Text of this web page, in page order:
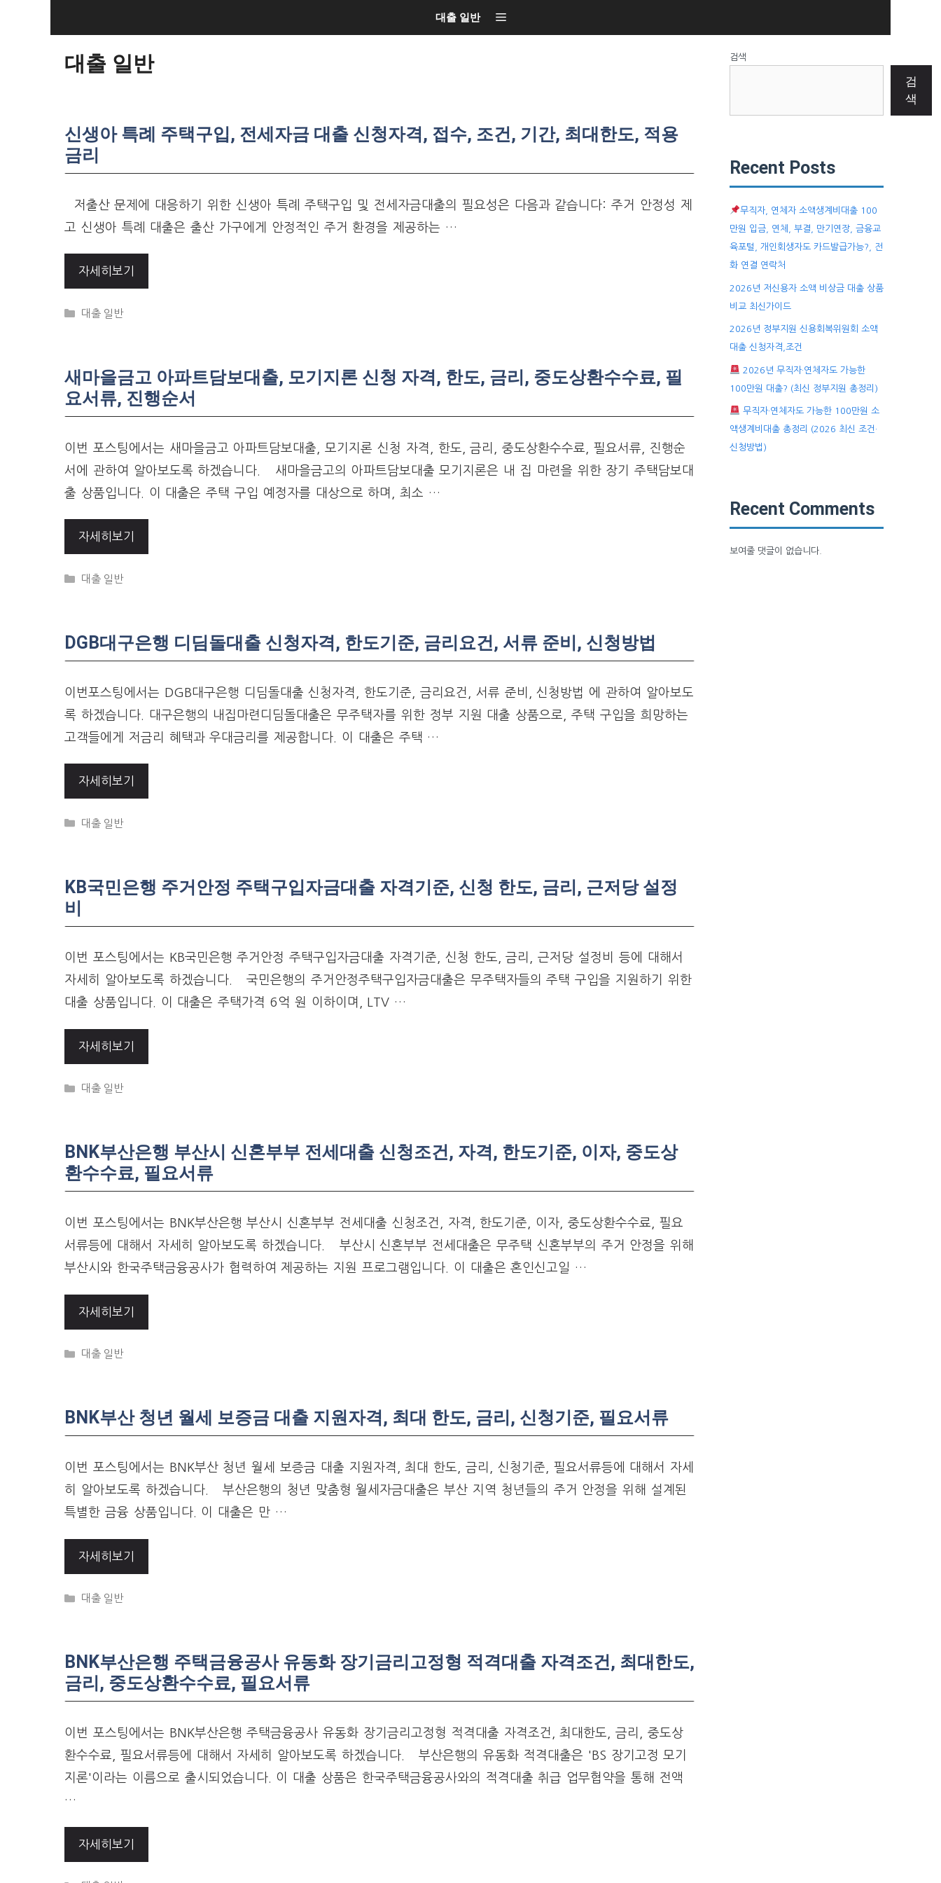
대출 일반
대출 일반
신생아 특례 주택구입, 전세자금 대출 신청자격, 접수, 조건, 기간, 최대한도, 적용
금리
저출산 문제에 대응하기 위한 신생아 특례 주택구입 및 전세자금대출의 필요성은 다음과 같습니다: 주거 안정성 제
고 신생아 특례 대출은 출산 가구에게 안정적인 주거 환경을 제공하는 …
자세히보기
Categories
대출 일반
새마을금고 아파트담보대출, 모기지론 신청 자격, 한도, 금리, 중도상환수수료, 필
요서류, 진행순서
이번 포스팅에서는 새마을금고 아파트담보대출, 모기지론 신청 자격, 한도, 금리, 중도상환수수료, 필요서류, 진행순
서에 관하여 알아보도록 하겠습니다. 새마을금고의 아파트담보대출 모기지론은 내 집 마련을 위한 장기 주택담보대
출 상품입니다. 이 대출은 주택 구입 예정자를 대상으로 하며, 최소 …
자세히보기
Categories
대출 일반
DGB대구은행 디딤돌대출 신청자격, 한도기준, 금리요건, 서류 준비, 신청방법
이번포스팅에서는 DGB대구은행 디딤돌대출 신청자격, 한도기준, 금리요건, 서류 준비, 신청방법 에 관하여 알아보도
록 하겠습니다. 대구은행의 내집마련디딤돌대출은 무주택자를 위한 정부 지원 대출 상품으로, 주택 구입을 희망하는
고객들에게 저금리 혜택과 우대금리를 제공합니다. 이 대출은 주택 …
자세히보기
Categories
대출 일반
KB국민은행 주거안정 주택구입자금대출 자격기준, 신청 한도, 금리, 근저당 설정
비
이번 포스팅에서는 KB국민은행 주거안정 주택구입자금대출 자격기준, 신청 한도, 금리, 근저당 설정비 등에 대해서
자세히 알아보도록 하겠습니다. 국민은행의 주거안정주택구입자금대출은 무주택자들의 주택 구입을 지원하기 위한
대출 상품입니다. 이 대출은 주택가격 6억 원 이하이며, LTV …
자세히보기
Categories
대출 일반
BNK부산은행 부산시 신혼부부 전세대출 신청조건, 자격, 한도기준, 이자, 중도상
환수수료, 필요서류
이번 포스팅에서는 BNK부산은행 부산시 신혼부부 전세대출 신청조건, 자격, 한도기준, 이자, 중도상환수수료, 필요
서류등에 대해서 자세히 알아보도록 하겠습니다. 부산시 신혼부부 전세대출은 무주택 신혼부부의 주거 안정을 위해
부산시와 한국주택금융공사가 협력하여 제공하는 지원 프로그램입니다. 이 대출은 혼인신고일 …
자세히보기
Categories
대출 일반
BNK부산 청년 월세 보증금 대출 지원자격, 최대 한도, 금리, 신청기준, 필요서류
이번 포스팅에서는 BNK부산 청년 월세 보증금 대출 지원자격, 최대 한도, 금리, 신청기준, 필요서류등에 대해서 자세
히 알아보도록 하겠습니다. 부산은행의 청년 맞춤형 월세자금대출은 부산 지역 청년들의 주거 안정을 위해 설계된
특별한 금융 상품입니다. 이 대출은 만 …
자세히보기
Categories
대출 일반
BNK부산은행 주택금융공사 유동화 장기금리고정형 적격대출 자격조건, 최대한도,
금리, 중도상환수수료, 필요서류
이번 포스팅에서는 BNK부산은행 주택금융공사 유동화 장기금리고정형 적격대출 자격조건, 최대한도, 금리, 중도상
환수수료, 필요서류등에 대해서 자세히 알아보도록 하겠습니다. 부산은행의 유동화 적격대출은 'BS 장기고정 모기
지론'이라는 이름으로 출시되었습니다. 이 대출 상품은 한국주택금융공사와의 적격대출 취급 업무협약을 통해 전액
…
자세히보기
검색
검
색
Recent Posts
무직자, 연체자 소액생계비대출 100
만원 입금, 연체, 부결, 만기연장, 금융교
육포털, 개인회생자도 카드발급가능?, 전
화 연결 연락처
2026년 저신용자 소액 비상금 대출 상품
비교 최신가이드
2026년 정부지원 신용회복위원회 소액
대출 신청자격,조건
2026년 무직자·연체자도 가능한
100만원 대출? (최신 정부지원 총정리)
무직자·연체자도 가능한 100만원 소
액생계비대출 총정리 (2026 최신 조건·
신청방법)
Recent Comments
보여줄 댓글이 없습니다.